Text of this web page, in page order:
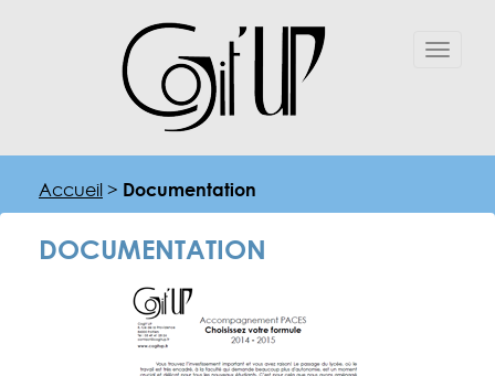
toggle
Accueil > Documentation
DOCUMENTATION